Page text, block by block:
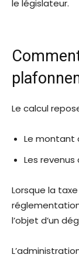
le législateur.
Le calcul
Le montant
Les
Lorsque la
l’objet d’un